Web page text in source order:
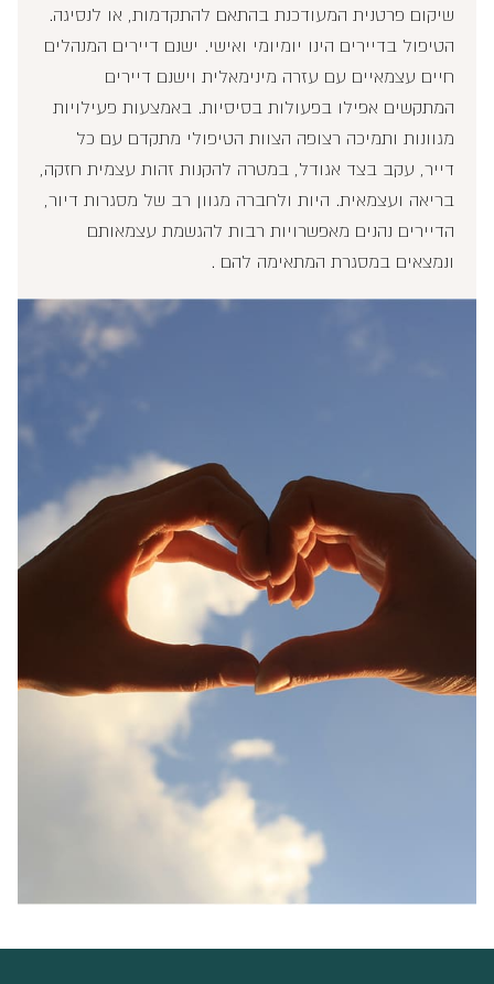
שיקום פרטנית המעודכנת בהתאם להתקדמות, או לנסיגה.
הטיפול בדיירים הינו יומיומי ואישי. ישנם דיירים המנהלים
חיים עצמאיים עם עזרה מינימאלית וישנם דיירים
המתקשים אפילו בפעולות בסיסיות. באמצעות פעילויות
מגוונות ותמיכה רצופה הצוות הטיפולי מתקדם עם כל
דייר, עקב בצד אגודל, במטרה להקנות זהות עצמית חזקה,
בריאה ועצמאית. היות ולחברה מגוון רב של מסגרות דיור,
הדיירים נהנים מאפשרויות רבות להגשמת עצמאותם
ונמצאים במסגרת המתאימה להם .